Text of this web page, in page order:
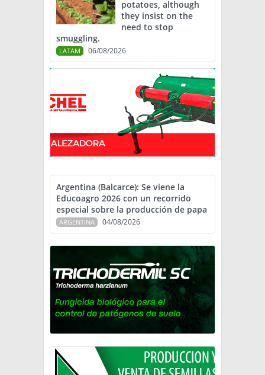
potatoes, although
they insist on the
need to stop
smuggling.
LATAM 06/08/2026
Argentina (Balcarce): Se viene la
Educoagro 2026 con un recorrido
especial sobre la producción de papa
ARGENTINA 04/08/2026